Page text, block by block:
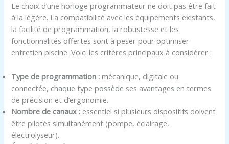
Le choix d’une horloge programmateur ne doit pas être fait
à la légère. La compatibilité avec les équipements existants,
la facilité de programmation, la robustesse et les
fonctionnalités offertes sont à peser pour optimiser
entretien piscine. Voici les critères principaux à considérer :
Type de programmation : mécanique, digitale ou
connectée, chaque type possède ses avantages en termes
de précision et d’ergonomie.
Nombre de canaux : essentiel si plusieurs dispositifs doivent
être pilotés simultanément (pompe, éclairage,
électrolyseur).